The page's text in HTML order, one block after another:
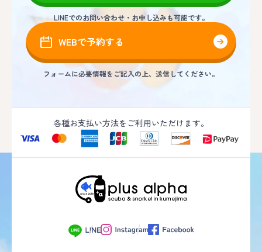
LINEでのお問い合わせ・お申し込みも可能です。
WEBで予約する
フォームに必要情報をご記入の上、送信してください。
各種お支払い方法をご利用いただけます。